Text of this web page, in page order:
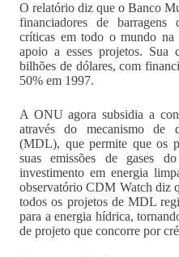
O relatório diz que o Banco
financiadores de barragens
críticas em todo o mundo na
apoio a esses projetos. Sua
bilhões de dólares, com
50% em 1997.
A ONU agora subsidia a
através do mecanismo de
(MDL), que permite que os
suas emissões de gases
investimento em energia
observatório CDM Watch diz
todos os projetos de MDL
para a energia hídrica,
de projeto que concorre por